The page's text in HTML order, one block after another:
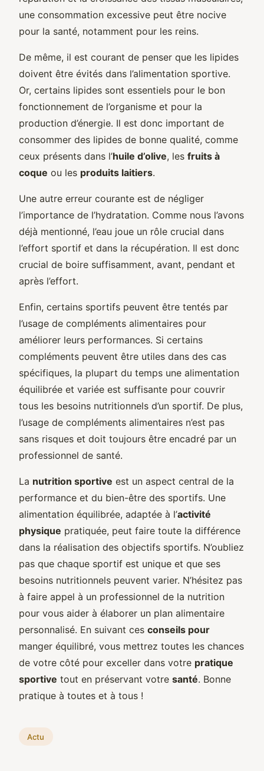
une consommation excessive peut être nocive
pour la santé, notamment pour les reins.
De même, il est courant de penser que les lipides
doivent être évités dans l’alimentation sportive.
Or, certains lipides sont essentiels pour le bon
fonctionnement de l’organisme et pour la
production d’énergie. Il est donc important de
consommer des lipides de bonne qualité, comme
ceux présents dans l’huile d’olive, les fruits à
coque ou les produits laitiers.
Une autre erreur courante est de négliger
l’importance de l’hydratation. Comme nous l’avons
déjà mentionné, l’eau joue un rôle crucial dans
l’effort sportif et dans la récupération. Il est donc
crucial de boire suffisamment, avant, pendant et
après l’effort.
Enfin, certains sportifs peuvent être tentés par
l’usage de compléments alimentaires pour
améliorer leurs performances. Si certains
compléments peuvent être utiles dans des cas
spécifiques, la plupart du temps une alimentation
équilibrée et variée est suffisante pour couvrir
tous les besoins nutritionnels d’un sportif. De plus,
l’usage de compléments alimentaires n’est pas
sans risques et doit toujours être encadré par un
professionnel de santé.
La nutrition sportive est un aspect central de la
performance et du bien-être des sportifs. Une
alimentation équilibrée, adaptée à l’activité
physique pratiquée, peut faire toute la différence
dans la réalisation des objectifs sportifs. N’oubliez
pas que chaque sportif est unique et que ses
besoins nutritionnels peuvent varier. N’hésitez pas
à faire appel à un professionnel de la nutrition
pour vous aider à élaborer un plan alimentaire
personnalisé. En suivant ces conseils pour
manger équilibré, vous mettrez toutes les chances
de votre côté pour exceller dans votre pratique
sportive tout en préservant votre santé. Bonne
pratique à toutes et à tous !
Actu